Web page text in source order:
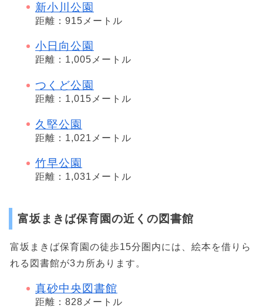
新小川公園
距離：915メートル
小日向公園
距離：1,005メートル
つくど公園
距離：1,015メートル
久堅公園
距離：1,021メートル
竹早公園
距離：1,031メートル
富坂まきば保育園の近くの図書館
富坂まきば保育園の徒歩15分圏内には、絵本を借りら
れる図書館が3カ所あります。
真砂中央図書館
距離：828メートル